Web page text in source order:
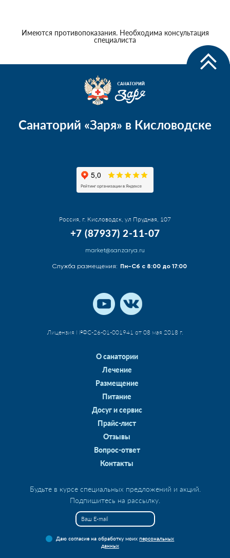
Имеются противопоказания. Необходима консультация
специалиста
Санаторий «Заря» в Кисловодске
Россия, г. Кисловодск, ул Прудная, 107
+7 (87937) 2-11-07
market@sanzarya.ru
Служба размещения: Пн-Сб с 8:00 до 17:00
Лицензия №ФС-26-01-001941 от 08 мая 2018 г.
О санатории
Лечение
Размещение
Питание
Досуг и сервис
Прайс-лист
Отзывы
Вопрос-ответ
Контакты
Будьте в курсе специальных предложений и акций.
Подпишитесь на рассылку.
Даю согласие на обработку моихперсональных
данных